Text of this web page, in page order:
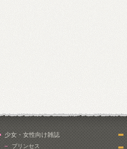
少女・女性向け雑誌
プリンセス